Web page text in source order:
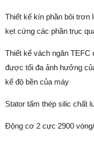
Thiết kế kín phần bôi trơn
kẹt cứng các phần trục
Thiết kế vách ngăn TEFC
được tối đa ảnh hưởng
kể độ bền của máy
Stator tấm thép silic chất
Động cơ 2 cực 2900